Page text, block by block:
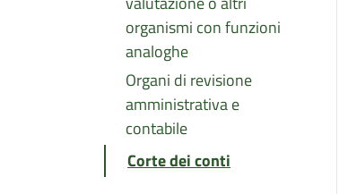
organismi con funzioni
analoghe
Organi di revisione
amministrativa e
contabile
Corte dei conti